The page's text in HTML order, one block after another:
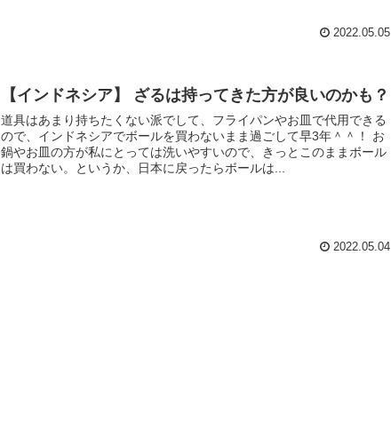
2022.05.05
【インドネシア】 ざるは持ってきた方が良いのかも？
道具はあまり持ちたくない派でして、フライパンやお皿で代用できる
ので、インドネシアでボールを買わないまま過ごして早3年＾＾！ お
鍋やお皿の方が私にとっては洗いやすいので、きっとこのままボール
は買わない。というか、日本に戻ったらボールは...
2022.05.04